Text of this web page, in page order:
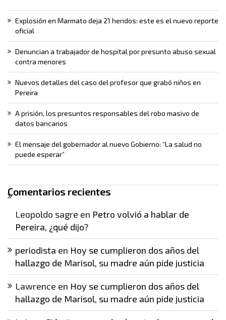
Explosión en Marmato deja 21 heridos: este es el nuevo reporte
oficial
Denuncian a trabajador de hospital por presunto abuso sexual
contra menores
Nuevos detalles del caso del profesor que grabó niños en
Pereira
A prisión, los presuntos responsables del robo masivo de
datos bancarios
El mensaje del gobernador al nuevo Gobierno: “La salud no
puede esperar”
Comentarios recientes
Leopoldo sagre en Petro volvió a hablar de
Pereira, ¿qué dijo?
periodista en Hoy se cumplieron dos años del
hallazgo de Marisol, su madre aún pide justicia
Lawrence en Hoy se cumplieron dos años del
hallazgo de Marisol, su madre aún pide justicia